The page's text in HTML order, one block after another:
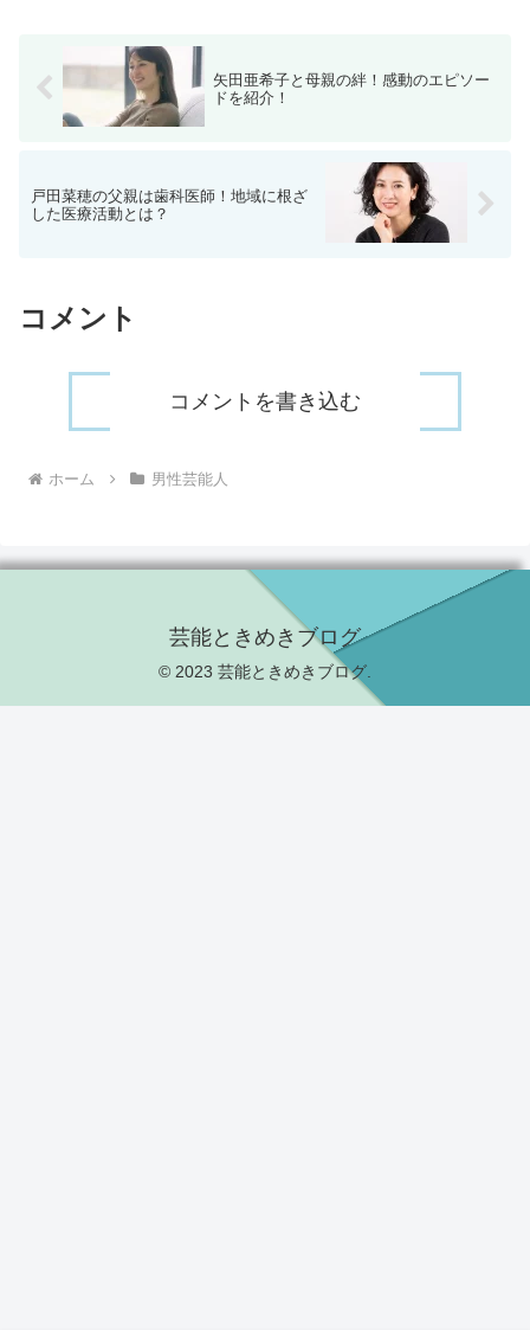
矢田亜希子と母親の絆！感動のエピソー
ドを紹介！
戸田菜穂の父親は歯科医師！地域に根ざ
した医療活動とは？
コメント
コメントを書き込む
ホーム 男性芸能人
芸能ときめきブログ
© 2023 芸能ときめきブログ.